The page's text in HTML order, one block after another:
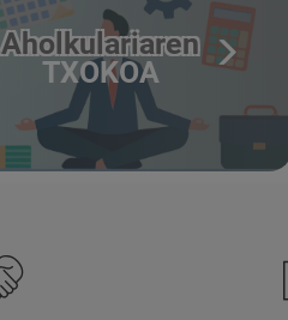
Aholkulariaren
TXOKOA